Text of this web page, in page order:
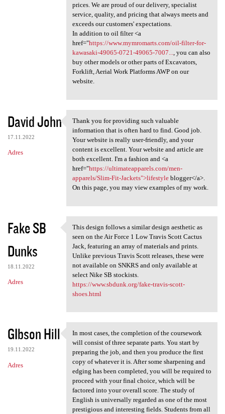
prices. We are proud of our delivery, specialist
service, quality, and pricing that always meets and
exceeds our customers' expectations.
In addition to oil filter <a
href="https://www.mymromarts.com/oil-filter-for-
kawasaki-49065-0721-49065-7007..., you can also
buy other models or other parts of Excavators,
Forklift, Aerial Work Platforms AWP on our
website.
David John
17.11.2022
Adres
Thank you for providing such
Thank you for providing such valuable
information that is often hard to find. Good job.
Your website is really user-friendly, and your
content is excellent. Your website and article are
both excellent. I'm a fashion and <a
href="https://ultimateapparels.com/men-
apparels/Slim-Fit-Jackets">lifestyleblogger</a>.
On this page, you may view examples of my work.
Fake SB
Dunks
18.11.2022
Adres
This design follows a similar
This design follows a similar design aesthetic as
seen on the Air Force 1 Low Travis Scott Cactus
Jack, featuring an array of materials and prints.
Unlike previous Travis Scott releases, these were
not available on SNKRS and only available at
select Nike SB stockists.
https://www.sbdunk.org/fake-travis-scott-
shoes.html
GIbson Hill
19.11.2022
Adres
In most cases, the completion
In most cases, the completion of the coursework
will consist of three separate parts. You start by
preparing the job, and then you produce the first
copy of whatever it is. After some sharpening and
edging has been completed, you will be required to
proceed with your final choice, which will be
factored into your overall score. The study of
English is universally regarded as one of the most
prestigious and interesting fields. Students from all